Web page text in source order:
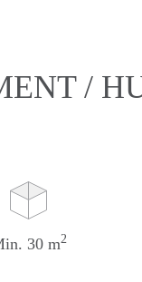
/
30 m2